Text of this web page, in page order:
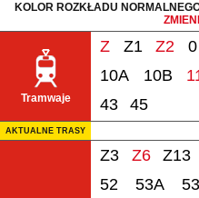
KOLOR ROZKŁADU
Tramwaje
Z Z1 Z2 0
10A
10B
43
45
AKTUALNE TRASY
Z3 Z6 Z13
52
53A